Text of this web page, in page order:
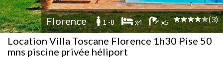
Florence 1 -8 x4 x5 (3)
Location Villa Toscane Florence 1h30 Pise 50
mns piscine privée héliport